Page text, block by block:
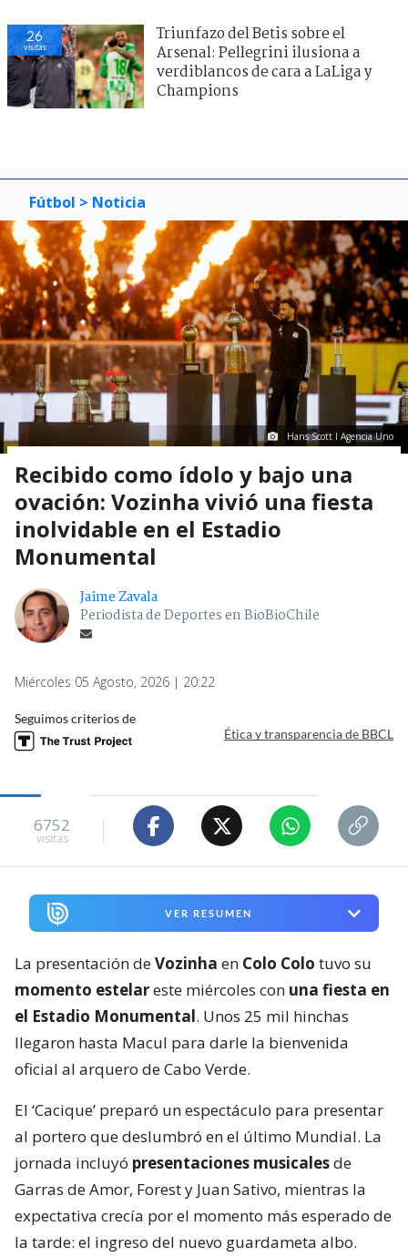
26
visitas
Triunfazo del Betis sobre el
Arsenal: Pellegrini ilusiona a
verdiblancos de cara a LaLiga y
Champions
Fútbol > Noticia
Hans Scott I Agencia Uno
Recibido como ídolo y bajo una
ovación: Vozinha vivió una fiesta
inolvidable en el Estadio
Monumental
Jaime Zavala
Periodista de Deportes en BioBioChile
Miércoles 05 Agosto, 2026 | 20:22
Seguimos criterios de
Ética y transparencia de BBCL
6752
visitas
VER RESUMEN
La presentación deVozinha en Colo Colo tuvo su
momento estelareste miércoles con una fiesta en
el Estadio Monumental. Unos 25 mil hinchas
llegaron hasta Macul para darle la bienvenida
oficial al arquero de Cabo Verde.
El ‘Cacique’ preparó un espectáculo para presentar
al portero que deslumbró en el último Mundial. La
jornada incluyó presentaciones musicalesde
Garras de Amor, Forest y Juan Sativo, mientras la
expectativa crecía por el momento más esperado de
la tarde: el ingreso del nuevo guardameta albo.